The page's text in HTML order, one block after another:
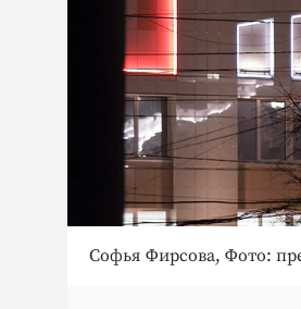
Софья Фирсова, Фото: